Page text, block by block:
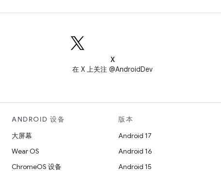
X
在 X 上关注 @AndroidDev
ANDROID 设备
大屏幕
Wear OS
ChromeOS 设备
版本
Android 17
Android 16
Android 15